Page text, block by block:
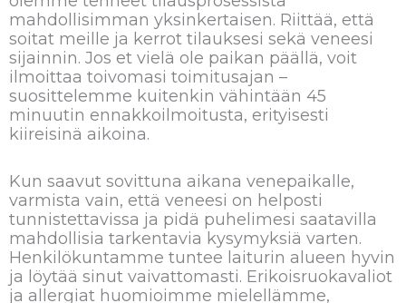
mahdollisimman yksinkertaisen. Riittää, että
soitat meille ja kerrot tilauksesi sekä veneesi
sijainnin. Jos et vielä ole paikan päällä, voit
ilmoittaa toivomasi toimitusajan –
suosittelemme kuitenkin vähintään 45
minuutin ennakkoilmoitusta, erityisesti
kiireisinä aikoina.
Kun saavut sovittuna aikana venepaikalle,
varmista vain, että veneesi on helposti
tunnistettavissa ja pidä puhelimesi saatavilla
mahdollisia tarkentavia kysymyksiä varten.
Henkilökuntamme tuntee laiturin alueen hyvin
ja löytää sinut vaivattomasti. Erikoisruokavaliot
ja allergiat huomioimme mielellämme,